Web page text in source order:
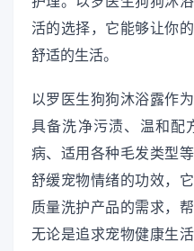
活的选择，它能够让你
舒适的生活。
以罗医生狗狗沐浴露作
具备洗净污渍、温和配
病、适用各种毛发类型
舒缓宠物情绪的功效，
质量洗护产品的需求，
无论是追求宠物健康生